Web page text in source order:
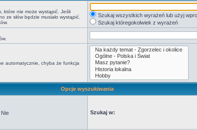
które nie może wystąpić. Jeśli
ze słów będzie musiało wystąpić.
Szukaj wszystkich wyrażeń lub użyj
Szukaj któregokolwiek z wyrażeń
automatycznie, chyba że funkcja
Opcje wyszukiwania
Nie Szukaj w: